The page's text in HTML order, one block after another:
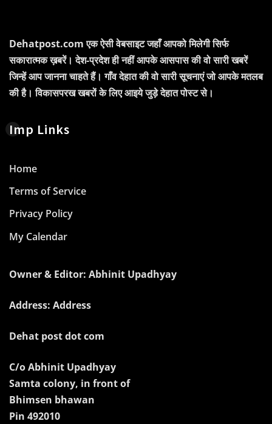
Dehatpost.com एक ऐसी वेबसाइट जहाँ आपको मिलेगी सिर्फ
सकारात्मक ख़बरें। देश-प्रदेश ही नहीं आपके आसपास की वो सारी खबरें
जिन्हें आप जानना चाहते हैं। गाँव देहात की वो सारी सूचनाएं जो आपके मतलब
की है। विकासपरख खबरों के लिए आइये जुड़े देहात पोस्ट से।
Imp Links
Home
Terms of Service
Privacy Policy
My Calendar
Owner & Editor: Abhinit Upadhyay
Address: Address
Dehat post dot com
C/o Abhinit Upadhyay
Samta colony, in front of
Bhimsen bhawan
Pin 492010